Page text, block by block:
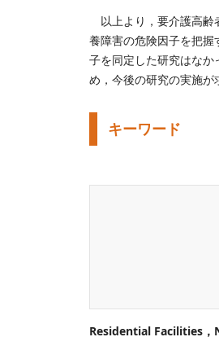
以上より，要介護高齢
養障害の危険因子を把握
子を同定した研究はなか
め，今後の研究の実施が
キーワード
Residential Facilities